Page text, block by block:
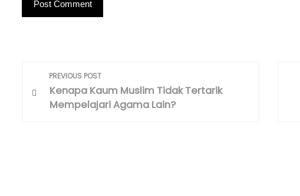
PREVIOUS POST
Kenapa Kaum Muslim Tidak Tertarik
Mempelajari Agama Lain?